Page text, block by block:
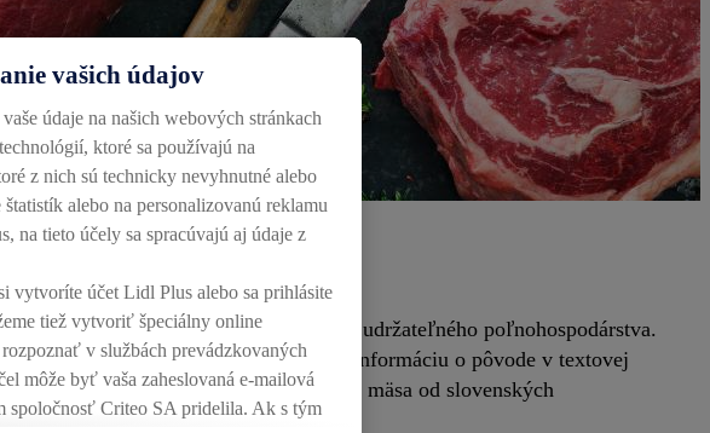
KVALITY
produkty z ekologického a udržateľného poľnohospodárstva.
pretože na ich obaloch ľahko nájdu informáciu o pôvode v textovej
takmer 30 % nášho čerstvého mäsa od slovenských
vašich údajov
údaje na našich webových stránkach
ktoré sa používajú na
z nich sú technicky nevyhnutné alebo
alebo na personalizovanú reklamu
na tieto účely sa spracúvajú aj údaje z
vytvoríte účet Lidl Plus alebo sa prihlásite
tiež vytvoriť špeciálny online
v službách prevádzkovaných
môže byť vaša zaheslovaná e-mailová
spoločnosť Criteo SA pridelila. Ak s tým